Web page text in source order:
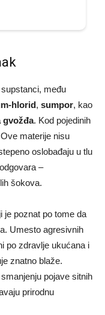
među
hlorid, sumpor, kao
gvožđa. Kod pojedinih
materije nisu
oslobađaju u tlu
–
šokova.
je poznat po tome da
Umesto agresivnih
po zdravlje ukućana i
znatno blaže.
pojave sitnih
prirodnu